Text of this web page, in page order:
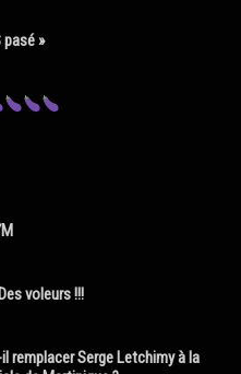
pasé »
voleurs !!!
remplacer Serge Letchimy à la